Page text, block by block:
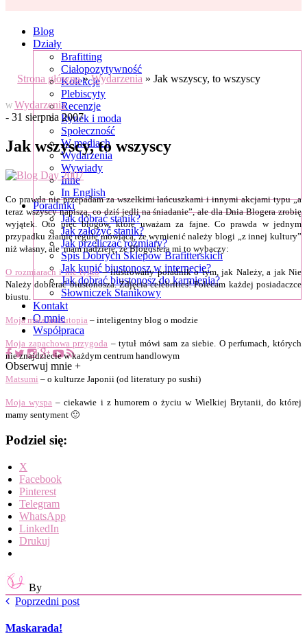
Blog
Działy
Brafitting
Ciałopozytywność
Kolekcje
Plebiscyty
Recenzje
Rynek i moda
Społeczność
W mediach
Wydarzenia
Wywiady
Inne
In English
Poradniki
Jak dobrać stanik?
Jak założyć stanik?
Jak przeliczać rozmiary?
Spis Dobrych Sklepów Brafitterskich
Jak kupić biustonosz w internecie?
Jak dobrać biustonosz do karmienia?
Słowniczek Stanikowy
Kontakt
O mnie
Współpraca
Obserwuj mnie +
Strona główna»Wydarzenia »Jak wszyscy, to wszyscy
W Wydarzenia
- 31 sierpnia 2007
Jak wszyscy, to wszyscy
Co prawda nie przepadam za wszelkimi łańcuszkami i innymi akcjami typu „a
teraz wszyscy napiszą, co dziś jedli na śniadanie”, ale dla Dnia Blogera zrobię
wyjątek. Oto pięć blogów, które uważam za fajne. Co prawda w jednym
przypadku złamię regułę mówiącą, że wymienić należy blogi
z innej kultury”
niż własny, ale mam nadzieję, że Blogosfera mi to wybaczy:
O rozmiarach i nie tylko– ilustrowany poradnik o tym, jak Należy, a jak Nie
Należy dobierać biustonosza. Zdjęcia celebrities! Polecam każdej posiadaczce
biustu.
Moja mała autoutopia – inteligentny blog o modzie
Moja zapachowa przygoda – tytuł mówi sam za siebie. O perfumach, których
nie znajdziecie w każdym centrum handlowym
Matsumi – o kulturze Japonii (od literatury po sushi)
Moja wyspa – ciekawie i z humorem o życiu w Wielkiej Brytanii, do której
mamy sentyment 🙂
Podziel się:
X
Facebook
Pinterest
Telegram
WhatsApp
LinkedIn
Drukuj
By
Poprzedni post
Maskarada!